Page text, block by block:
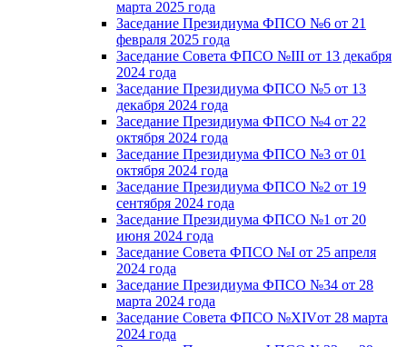
марта 2025 года
Заседание Президиума ФПСО №6 от 21
февраля 2025 года
Заседание Совета ФПСО №III от 13 декабря
2024 года
Заседание Президиума ФПСО №5 от 13
декабря 2024 года
Заседание Президиума ФПСО №4 от 22
октября 2024 года
Заседание Президиума ФПСО №3 от 01
октября 2024 года
Заседание Президиума ФПСО №2 от 19
сентября 2024 года
Заседание Президиума ФПСО №1 от 20
июня 2024 года
Заседание Совета ФПСО №I от 25 апреля
2024 года
Заседание Президиума ФПСО №34 от 28
марта 2024 года
Заседание Совета ФПСО №XIVот 28 марта
2024 года